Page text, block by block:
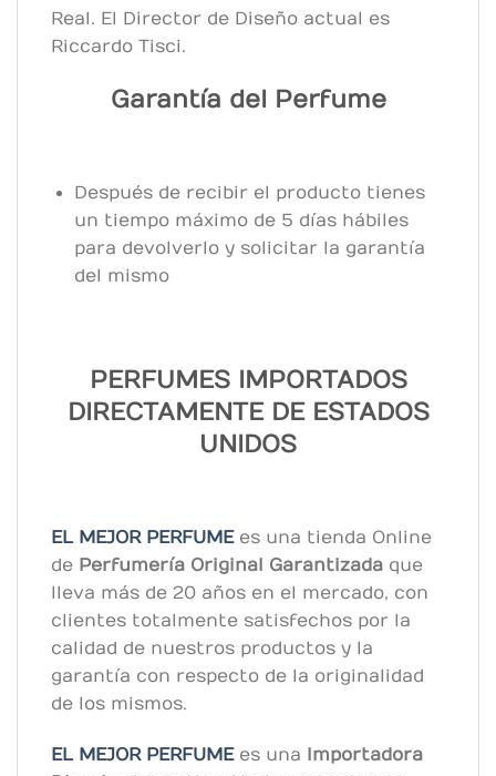
Real. El Director de Diseño actual es
Riccardo Tisci.
Garantía del Perfume
Después de recibir el producto tienes
un tiempo máximo de 5 días hábiles
para devolverlo y solicitar la garantía
del mismo
PERFUMES IMPORTADOS
DIRECTAMENTE DE ESTADOS
UNIDOS
EL MEJOR PERFUMEes una tienda Online
de Perfumería Original Garantizada que
lleva más de 20 años en el mercado, con
clientes totalmente satisfechos por la
calidad de nuestros productos y la
garantía con respecto de la originalidad
de los mismos.
EL MEJOR PERFUME es una
Importadora